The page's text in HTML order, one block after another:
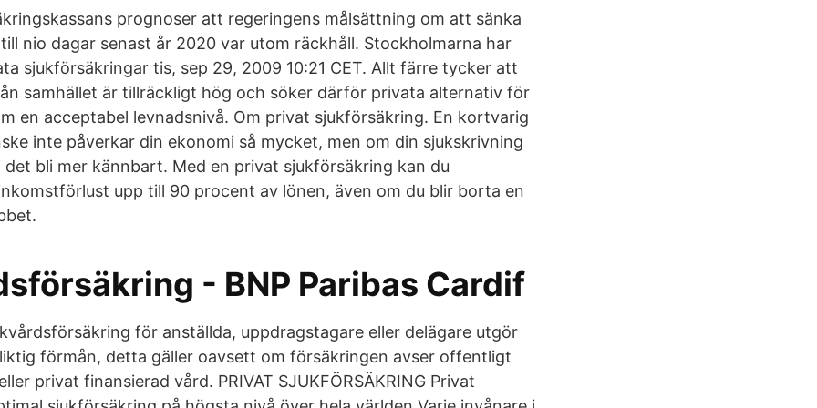
prognoser att regeringens målsättning om att sänka
nio dagar senast år 2020 var utom räckhåll. Stockholmarna har
sjukförsäkringar tis, sep 29, 2009 10:21 CET. Allt färre tycker att
samhället är tillräckligt hög och söker därför privata alternativ för
en acceptabel levnadsnivå. Om privat sjukförsäkring. En kortvarig
inte påverkar din ekonomi så mycket, men om din sjukskrivning
bli mer kännbart. Med en privat sjukförsäkring kan du
upp till 90 procent av lönen, även om du blir borta en
- BNP Paribas Cardif
för anställda, uppdragstagare eller delägare utgör
förmån, detta gäller oavsett om försäkringen avser offentligt
privat finansierad vård. PRIVAT SJUKFÖRSÄKRING Privat